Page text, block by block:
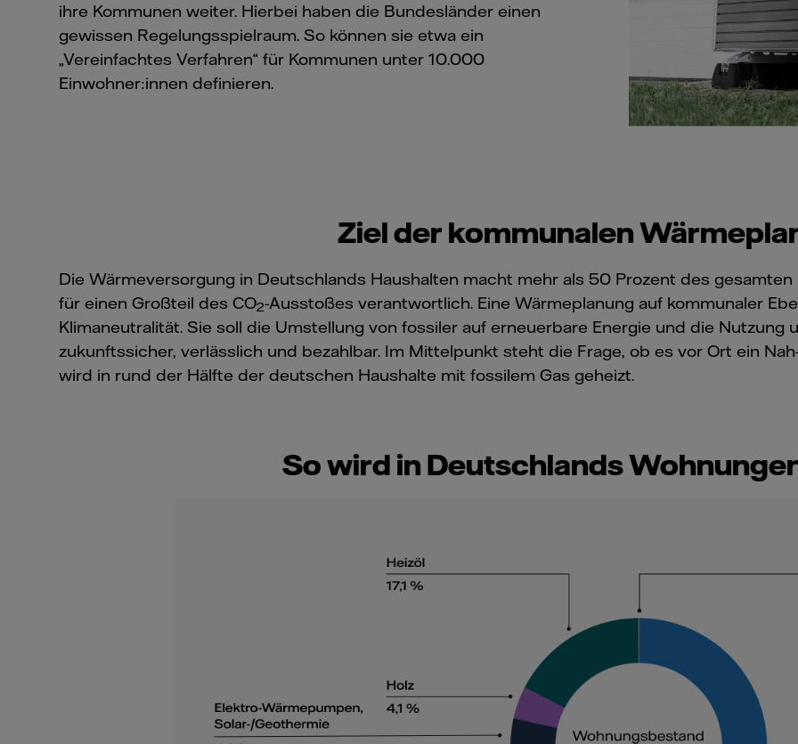
ihre Kommunen weiter. Hierbei haben die Bundesländer einen
gewissen Regelungsspielraum. So können sie etwa ein
„Vereinfachtes Verfahren“ für Kommunen unter 10.000
Einwohner:innen definieren.
Ziel der kommunalen
Die Wärmeversorgung in Deutschlands Haushalten macht mehr als 50 Prozent des
für einen Großteil des CO2-Ausstoßes verantwortlich. Eine Wärmeplanung auf kommunaler
Klimaneutralität. Sie soll die Umstellung von fossiler auf erneuerbare Energie und die
zukunftssicher, verlässlich und bezahlbar. Im Mittelpunkt steht die Frage, ob es vor Ort ein
wird in rund der Hälfte der deutschen Haushalte mit fossilem Gas geheizt.
So wird in Deutschlands